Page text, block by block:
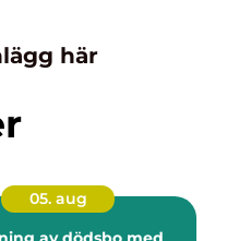
här
05. aug